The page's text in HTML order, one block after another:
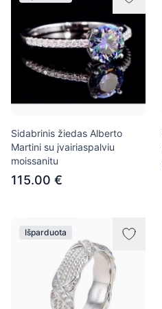
Sidabrinis žiedas Alberto
Martini su įvairiaspalviu
moissanitu
115.00 €
Išparduota